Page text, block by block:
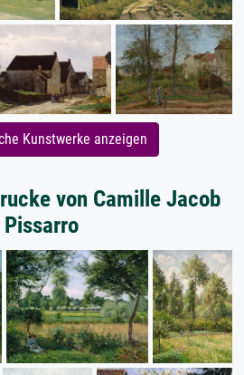
Kunstwerke anzeigen
von Camille Jacob
Pissarro